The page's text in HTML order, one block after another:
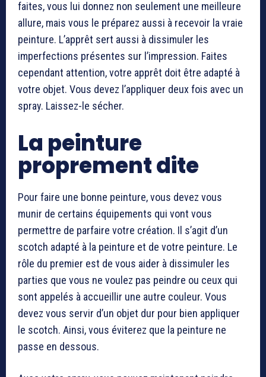
faites, vous lui donnez non seulement une meilleure
allure, mais vous le préparez aussi à recevoir la vraie
peinture. L’apprêt sert aussi à dissimuler les
imperfections présentes sur l’impression. Faites
cependant attention, votre apprêt doit être adapté à
votre objet. Vous devez l’appliquer deux fois avec un
spray. Laissez-le sécher.
La peinture
proprement dite
Pour faire une bonne peinture, vous devez vous
munir de certains équipements qui vont vous
permettre de parfaire votre création. Il s’agit d’un
scotch adapté à la peinture et de votre peinture. Le
rôle du premier est de vous aider à dissimuler les
parties que vous ne voulez pas peindre ou ceux qui
sont appelés à accueillir une autre couleur. Vous
devez vous servir d’un objet dur pour bien appliquer
le scotch. Ainsi, vous éviterez que la peinture ne
passe en dessous.